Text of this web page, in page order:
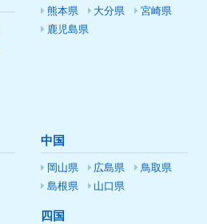
熊本県
大分県
宮崎県
鹿児島県
中国
岡山県 広島県
鳥取県
島根県
山口県
四国